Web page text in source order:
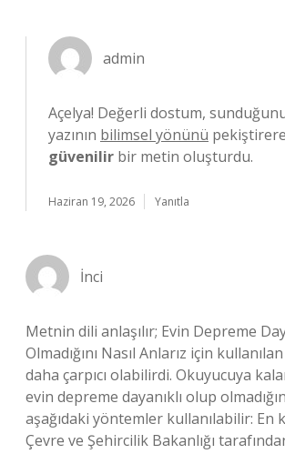
admin
Açelya! Değerli dostum,
yazının bilimsel yönünü
güvenilir bir metin oluşturdu.
Haziran 19, 2026 Yanıtla
İnci
Metnin dili anlaşılır; Evin Depreme
Olmadığını Nasıl Anlarız için
daha çarpıcı olabilirdi. Okuyucuya
evin depreme dayanıklı olup
aşağıdaki yöntemler kullanılabilir: En
Çevre ve Şehircilik Bakanlığı